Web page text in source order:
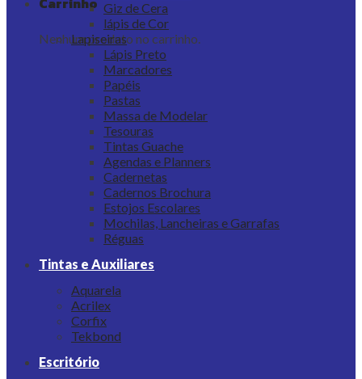
Nenhum produto no carrinho.
Giz de Cera
lápis de Cor
Lapiseiras
Lápis Preto
Marcadores
Papéis
Pastas
Massa de Modelar
Tesouras
Tintas Guache
Agendas e Planners
Cadernetas
Cadernos Brochura
Estojos Escolares
Mochilas, Lancheiras e Garrafas
Réguas
Tintas e Auxiliares
Aquarela
Acrilex
Corfix
Tekbond
Escritório